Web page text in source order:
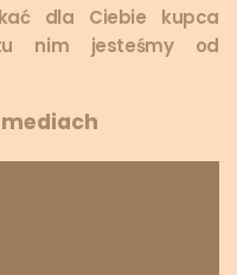
dla Ciebie kupca
nim jesteśmy od